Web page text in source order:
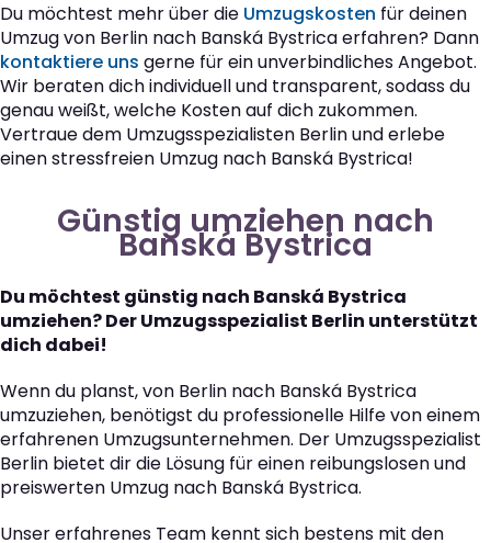
Du möchtest mehr über die Umzugskosten für deinen
Umzug von Berlin nach Banská Bystrica erfahren? Dann
kontaktiere uns gerne für ein unverbindliches Angebot.
Wir beraten dich individuell und transparent, sodass du
genau weißt, welche Kosten auf dich zukommen.
Vertraue dem Umzugsspezialisten Berlin und erlebe
einen stressfreien Umzug nach Banská Bystrica!
Günstig umziehen nach
Banská Bystrica
Du möchtest günstig nach Banská Bystrica
umziehen? Der Umzugsspezialist Berlin unterstützt
dich dabei!
Wenn du planst, von Berlin nach Banská Bystrica
umzuziehen, benötigst du professionelle Hilfe von einem
erfahrenen Umzugsunternehmen. Der Umzugsspezialist
Berlin bietet dir die Lösung für einen reibungslosen und
preiswerten Umzug nach Banská Bystrica.
Unser erfahrenes Team kennt sich bestens mit den